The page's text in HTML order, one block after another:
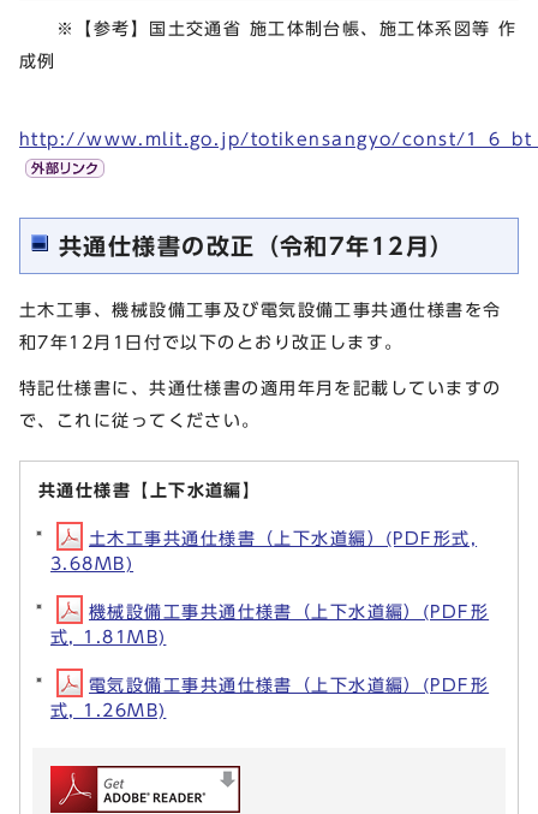
※【参考】国土交通省 施工体制台帳、施工体系図等 作
成例
http://www.mlit.go.jp/totikensangyo/const/
共通仕様書の改正（令和7年12月）
土木工事、機械設備工事及び電気設備工事共通仕様書を令
和7年12月1日付で以下のとおり改正します。
特記仕様書に、共通仕様書の適用年月を記載していますの
で、これに従ってください。
共通仕様書【上下水道編】
土木工事共通仕様書（上下水道編）(PDF形式,
3.68MB)
機械設備工事共通仕様書（上下水道編）(PDF形
式, 1.81MB)
電気設備工事共通仕様書（上下水道編）(PDF形
式, 1.26MB)